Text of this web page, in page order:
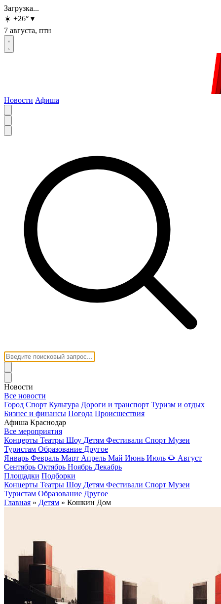
Загрузка...
☀️ +26° ▾
7 августа, птн
Новости Афиша
Новости
Все новости
Город Спорт Культура Дороги и транспорт Туризм и отдых
Бизнес и финансы Погода Происшествия
Афиша Краснодар
Все мероприятия
Концерты Театры Шоу Детям Фестивали Спорт Музеи
Туристам Образование Другое
Январь Февраль Март Апрель Май Июнь Июль 🌻 Август
Сентябрь Октябрь Ноябрь Декабрь
Площадки Подборки
Концерты Театры Шоу Детям Фестивали Спорт Музеи
Туристам Образование Другое
Главная » Детям » Кошкин Дом